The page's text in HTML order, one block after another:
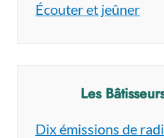
Écouter et jeûner
Les
Dix émissions de